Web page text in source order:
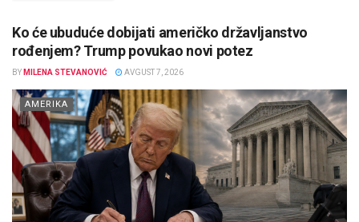
Ko će ubuduće dobijati američko državljanstvo
rođenjem? Trump povukao novi potez
BY MILENA STEVANOVIĆ AVGUST 7, 2026
AMERIKA